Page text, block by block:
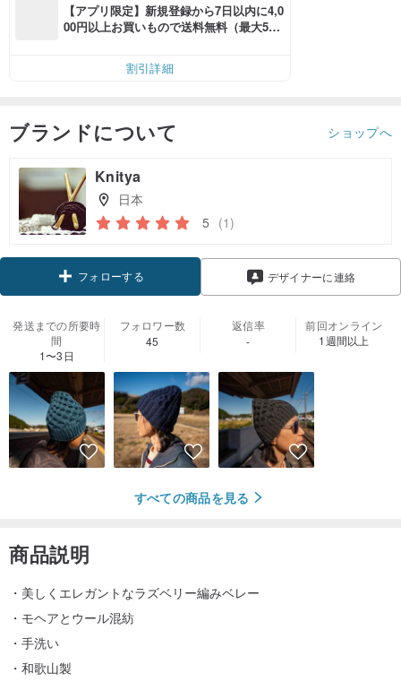
【アプリ限定】新規登録から7日以内に4,0
00円以上お買いもので送料無料（最大500
割引詳細
ブランドについて ショップへ
Knitya
日本
5 (1)
フォローする デザイナーに連絡
発送までの所要時
間
1〜3日
フォロワー数
45
返信率
-
前回オンライン
1週間以上
すべての商品を見る
商品説明
・美しくエレガントなラズベリー編みベレー
・モヘアとウール混紡
・手洗い
・和歌山製